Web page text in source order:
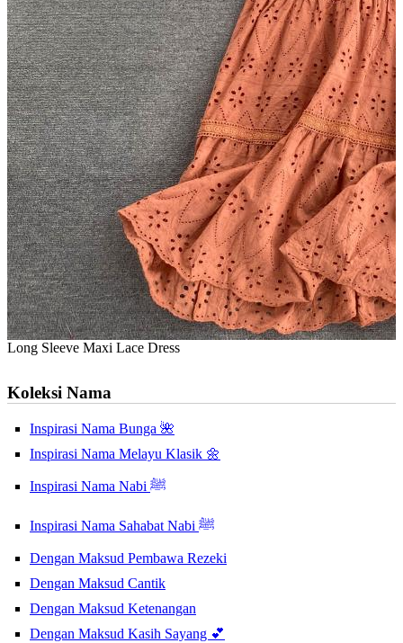
Long Sleeve Maxi Lace Dress
Koleksi Nama
Inspirasi Nama Bunga 🌺
Inspirasi Nama Melayu Klasik 🌼
Inspirasi Nama Nabi ﷺ
Inspirasi Nama Sahabat Nabi ﷺ
Dengan Maksud Pembawa Rezeki
Dengan Maksud Cantik
Dengan Maksud Ketenangan
Dengan Maksud Kasih Sayang 💕